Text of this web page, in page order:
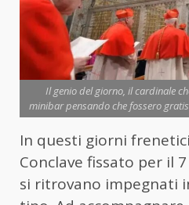
Il genio del giorno, il cardinale
minibar pensando che fossero
In questi giorni
Conclave fissato per il
si ritrovano impegnati